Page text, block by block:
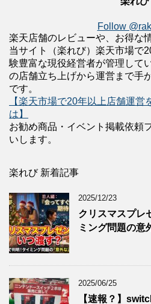
Follow
楽天店舗のレビューや、お得な
当サイト（楽れび）楽天市場で
験豊富な現役経営者が管理して
の店舗立ち上げから運営まで手
です。
【楽天市場で20年以上店舗運営
は】
お勧め商品・イベント掲載依頼
いします。
楽れび 新着記事
2025/12/23
クリスマスプレ
ミング問題の意
2025/06/25
【速報？】